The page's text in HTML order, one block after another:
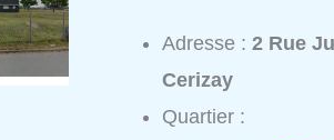
Adresse :2 Rue
Cerizay
Quartier :